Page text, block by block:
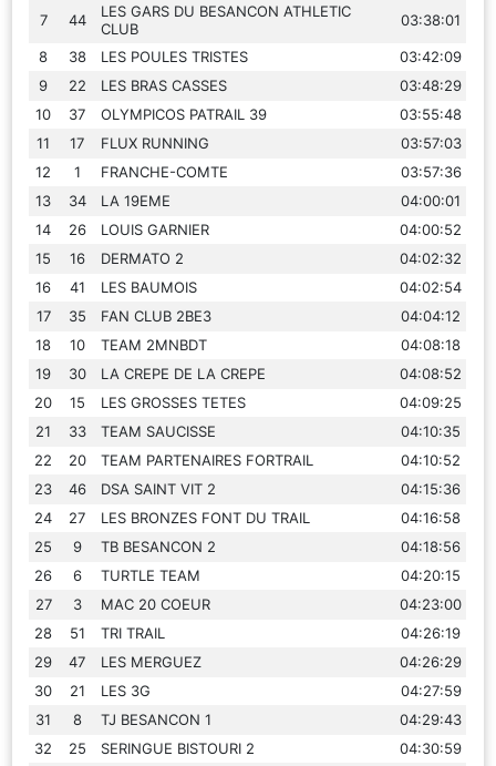
7 44
LES GARS DU BESANCON ATHLETIC
CLUB
03:38:01
8 38 LES POULES TRISTES
03:42:09
9
22 LES BRAS CASSES
03:48:29
10
37 OLYMPICOS PATRAIL 39
03:55:48
11
17 FLUX RUNNING
03:57:03
12
1 FRANCHE-COMTE
03:57:36
13
34 LA 19EME
04:00:01
14
26 LOUIS GARNIER
04:00:52
15
16 DERMATO 2
04:02:32
16
41 LES BAUMOIS
04:02:54
17
35 FAN CLUB 2BE3
04:04:12
18
10 TEAM 2MNBDT
04:08:18
19
30 LA CREPE DE LA CREPE
04:08:52
20
15 LES GROSSES TETES
04:09:25
21
33 TEAM SAUCISSE
04:10:35
22
20 TEAM PARTENAIRES FORTRAIL
04:10:52
23
46 DSA SAINT VIT 2
04:15:36
24
27 LES BRONZES FONT DU TRAIL
04:16:58
25
9 TB BESANCON 2
04:18:56
26
6 TURTLE TEAM
04:20:15
27
3 MAC 20 COEUR
04:23:00
28
51 TRI TRAIL
04:26:19
29
47 LES MERGUEZ
04:26:29
30
21 LES 3G
04:27:59
31
8 TJ BESANCON 1
04:29:43
32
25 SERINGUE BISTOURI 2
04:30:59